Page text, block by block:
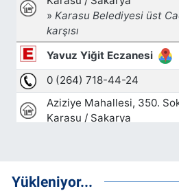
Yükleniyor...